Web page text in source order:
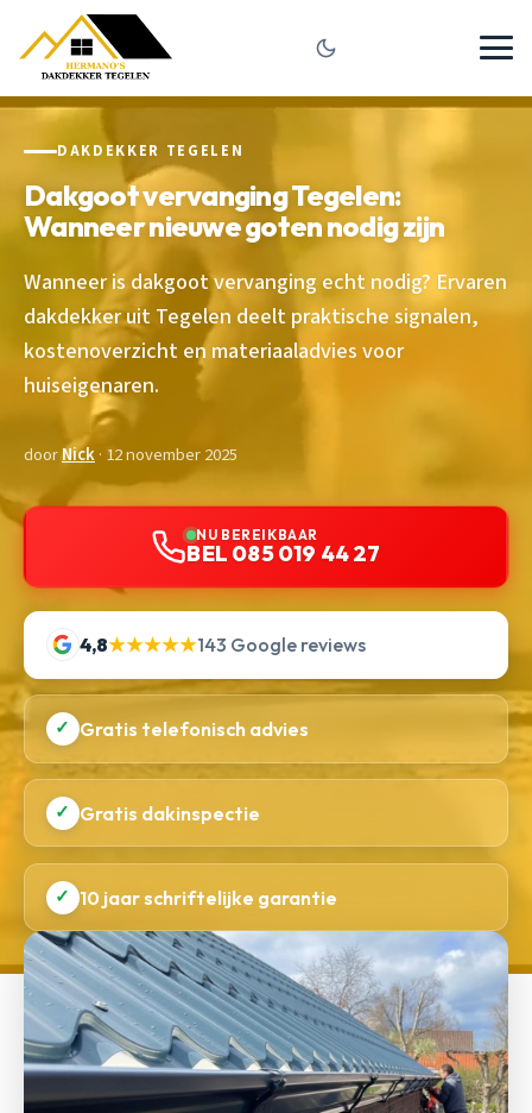
DAKDEKKER TEGELEN
Dakgoot vervanging Tegelen:
Wanneer nieuwe goten nodig zijn
Wanneer is dakgoot vervanging echt nodig? Ervaren
dakdekker uit Tegelen deelt praktische signalen,
kostenoverzicht en materiaaladvies voor
huiseigenaren.
doorNick· 12 november 2025
NU BEREIKBAAR
BEL 085 019 44 27
4,8★★★★★143 Google reviews
✓ Gratis telefonisch advies
✓ Gratis dakinspectie
✓ 10 jaar schriftelijke garantie